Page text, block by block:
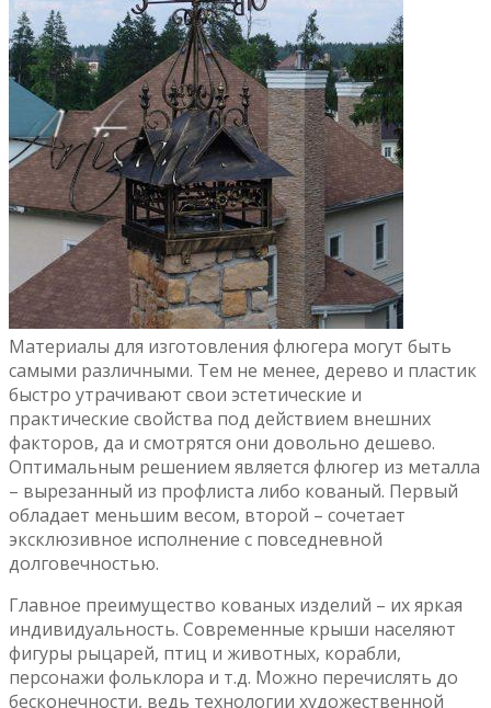
Материалы для изготовления флюгера могут быть
самыми различными. Тем не менее, дерево и пластик
быстро утрачивают свои эстетические и
практические свойства под действием внешних
факторов, да и смотрятся они довольно дешево.
Оптимальным решением является флюгер из металла
– вырезанный из профлиста либо кованый. Первый
обладает меньшим весом, второй – сочетает
эксклюзивное исполнение с повседневной
долговечностью.
Главное преимущество кованых изделий – их яркая
индивидуальность. Современные крыши населяют
фигуры рыцарей, птиц и животных, корабли,
персонажи фольклора и т.д. Можно перечислять до
бесконечности, ведь т­ехнологии художественной